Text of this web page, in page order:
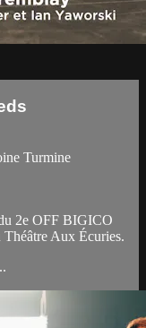
Turmine
2e OFF BIGICO
Théâtre Aux Écuries.